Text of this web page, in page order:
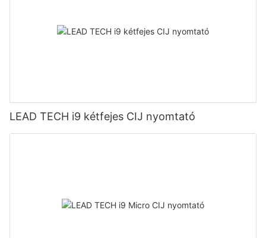
LEAD TECH i9 kétfejes CIJ nyomtató